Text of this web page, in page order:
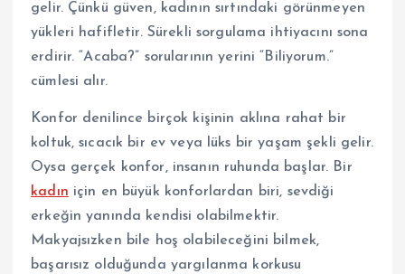
gelir. Çünkü güven, kadının sırtındaki görünmeyen
yükleri hafifletir. Sürekli sorgulama ihtiyacını sona
erdirir. “Acaba?” sorularının yerini “Biliyorum.”
cümlesi alır.
Konfor denilince birçok kişinin aklına rahat bir
koltuk, sıcacık bir ev veya lüks bir yaşam şekli gelir.
Oysa gerçek konfor, insanın ruhunda başlar. Bir
kadın için en büyük konforlardan biri, sevdiği
erkeğin yanında kendisi olabilmektir.
Makyajsızken bile hoş olabileceğini bilmek,
başarısız olduğunda yargılanma korkusu